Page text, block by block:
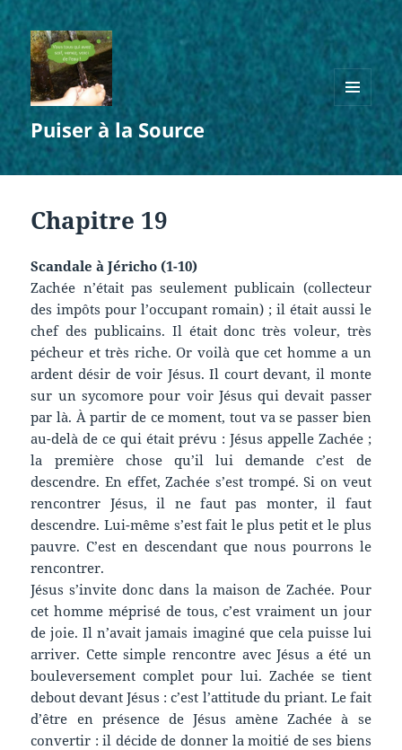
Puiser à la Source
MENU
ET
WIDGETS
Chapitre 19
Scandale à Jéricho (1-10)
Zachée n’était pas seulement publicain (collecteur
des impôts pour l’occupant romain) ; il était aussi le
chef des publicains. Il était donc très voleur, très
pécheur et très riche. Or voilà que cet homme a un
ardent désir de voir Jésus. Il court devant, il monte
sur un sycomore pour voir Jésus qui devait passer
par là. À partir de ce moment, tout va se passer bien
au-delà de ce qui était prévu : Jésus appelle Zachée ;
la première chose qu’il lui demande c’est de
descendre. En effet, Zachée s’est trompé. Si on veut
rencontrer Jésus, il ne faut pas monter, il faut
descendre. Lui-même s’est fait le plus petit et le plus
pauvre. C’est en descendant que nous pourrons le
rencontrer.
Jésus s’invite donc dans la maison de Zachée. Pour
cet homme méprisé de tous, c’est vraiment un jour
de joie. Il n’avait jamais imaginé que cela puisse lui
arriver. Cette simple rencontre avec Jésus a été un
bouleversement complet pour lui. Zachée se tient
debout devant Jésus : c’est l’attitude du priant. Le fait
d’être en présence de Jésus amène Zachée à se
convertir : il décide de donner la moitié de ses biens